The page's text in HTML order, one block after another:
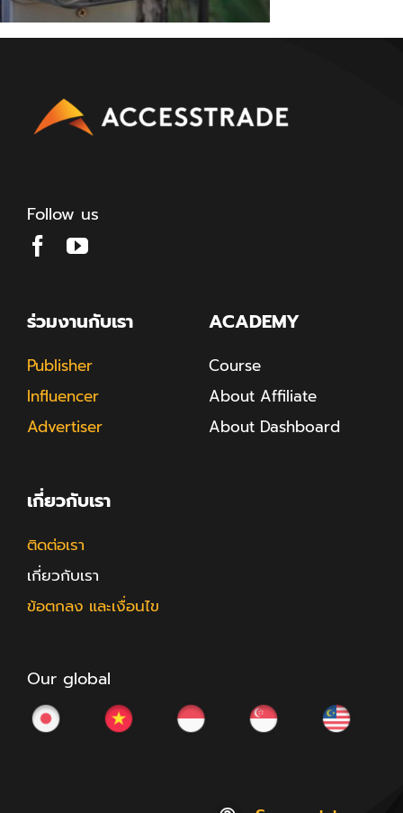
Follow us
ร่วมงานกับเรา
Publisher
Influencer
Advertiser
ACADEMY
Course
About Affiliate
About Dashboard
เกี่ยวกับเรา
ติดต่อเรา
เกี่ยวกับเรา
ข้อตกลง และเงื่อนไข
Our global